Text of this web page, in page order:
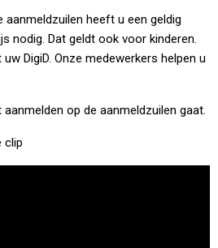
heeft u een geldig
nodig. Dat geldt ook voor kinderen.
DigiD. Onze medewerkers helpen u
op de aanmeldzuilen gaat.
clip